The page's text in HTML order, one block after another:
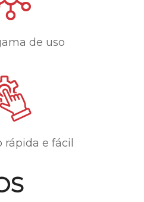
de uso
rápida e fácil